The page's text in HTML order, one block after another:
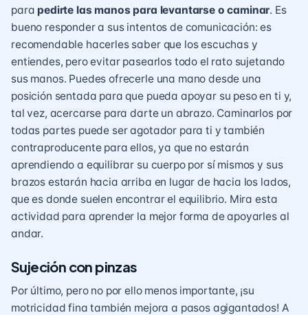
para pedirte las manos para levantarse o caminar. Es
bueno responder a sus intentos de comunicación: es
recomendable hacerles saber que los escuchas y
entiendes, pero evitar pasearlos todo el rato sujetando
sus manos. Puedes ofrecerle una mano desde una
posición sentada para que pueda apoyar su peso en ti y,
tal vez, acercarse para darte un abrazo. Caminarlos por
todas partes puede ser agotador para ti y también
contraproducente para ellos, ya que no estarán
aprendiendo a equilibrar su cuerpo por sí mismos y sus
brazos estarán hacia arriba en lugar de hacia los lados,
que es donde suelen encontrar el equilibrio. Mira esta
actividad para aprender la mejor forma de apoyarles al
andar.
Sujeción con pinzas
Por último, pero no por ello menos importante, ¡su
motricidad fina también mejora a pasos agigantados! A